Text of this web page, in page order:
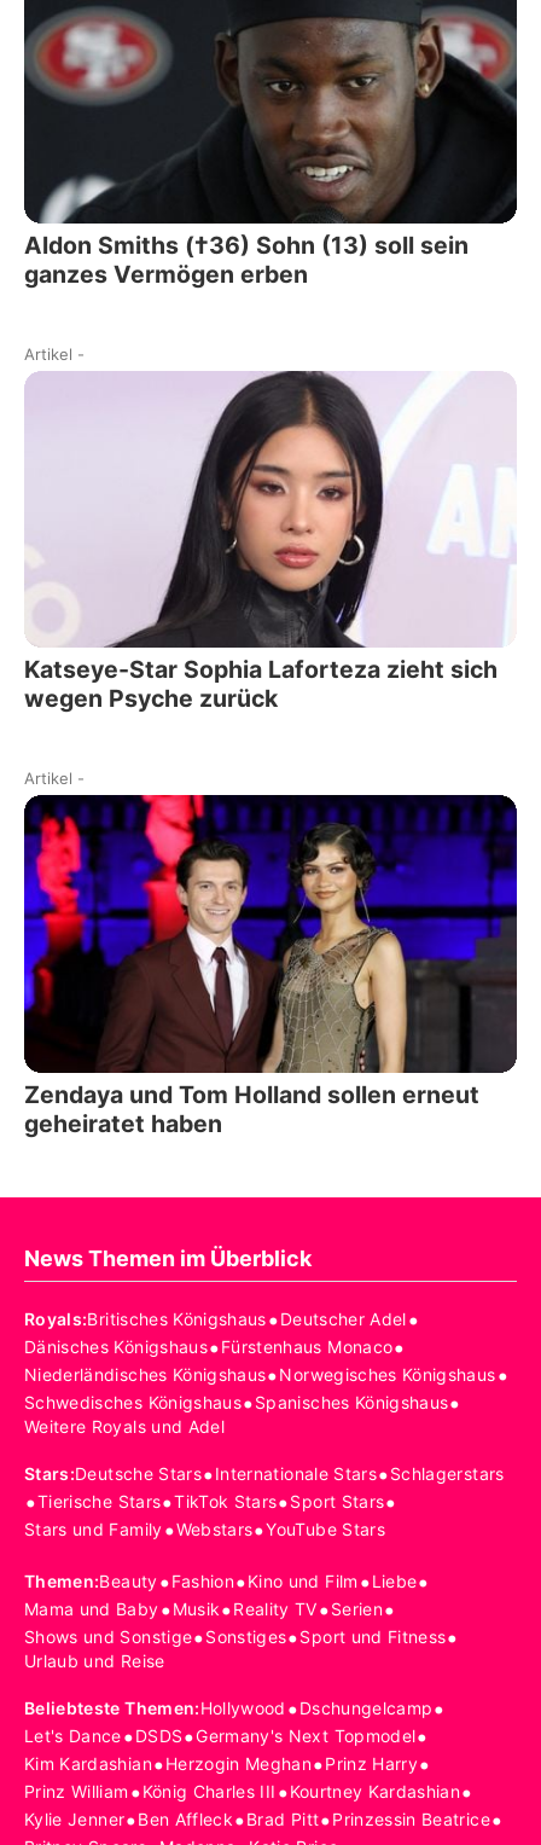
Aldon Smiths (†36) Sohn (13) soll sein
ganzes Vermögen erben
Artikel -
Katseye-Star Sophia Laforteza zieht sich
wegen Psyche zurück
Artikel -
Zendaya und Tom Holland sollen erneut
geheiratet haben
News Themen im Überblick
Royals:Britisches Königshaus•Deutscher Adel•
Dänisches Königshaus•Fürstenhaus Monaco•
Niederländisches Königshaus•Norwegisches Königshaus•
Schwedisches Königshaus•Spanisches Königshaus•
Weitere Royals und Adel
Stars:Deutsche Stars•Internationale Stars•Schlagerstars
•Tierische Stars•TikTok Stars•Sport Stars•
Stars und Family•Webstars•YouTube Stars
Themen:Beauty•Fashion•Kino und Film •Liebe•
Mama und Baby•Musik•Reality TV•Serien•
Shows und Sonstige•Sonstiges•Sport und Fitness•
Urlaub und Reise
Beliebteste Themen:Hollywood •Dschungelcamp•
Let's Dance•DSDS•Germany's Next Topmodel•
Kim Kardashian•Herzogin Meghan•Prinz Harry•
Prinz William •König Charles III •Kourtney Kardashian•
Kylie Jenner•Ben Affleck•Brad Pitt•Prinzessin Beatrice•